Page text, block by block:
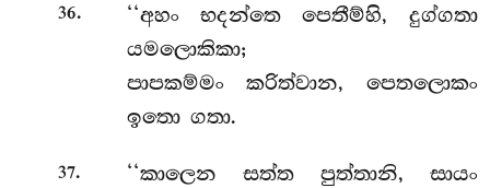
36.
‘‘අහං භදන්තෙ පෙතීම්හි, දුග්ගතා
යමලොකිකා;
පාපකම්මං කරිත්වාන, පෙතලොකං
ඉතො ගතා.
37.
‘‘කාලෙන සත්ත පුත්තානි, සායං